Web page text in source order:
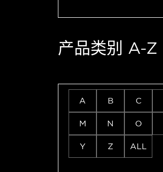
产品类别 A-Z
A B C
M N O
Y Z ALL